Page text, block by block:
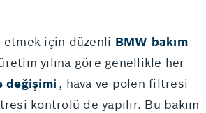
etmek için düzenli BMW bakım
yılına göre genellikle her
değişimi , hava ve polen filtresi
kontrolü de yapılır. Bu bakım